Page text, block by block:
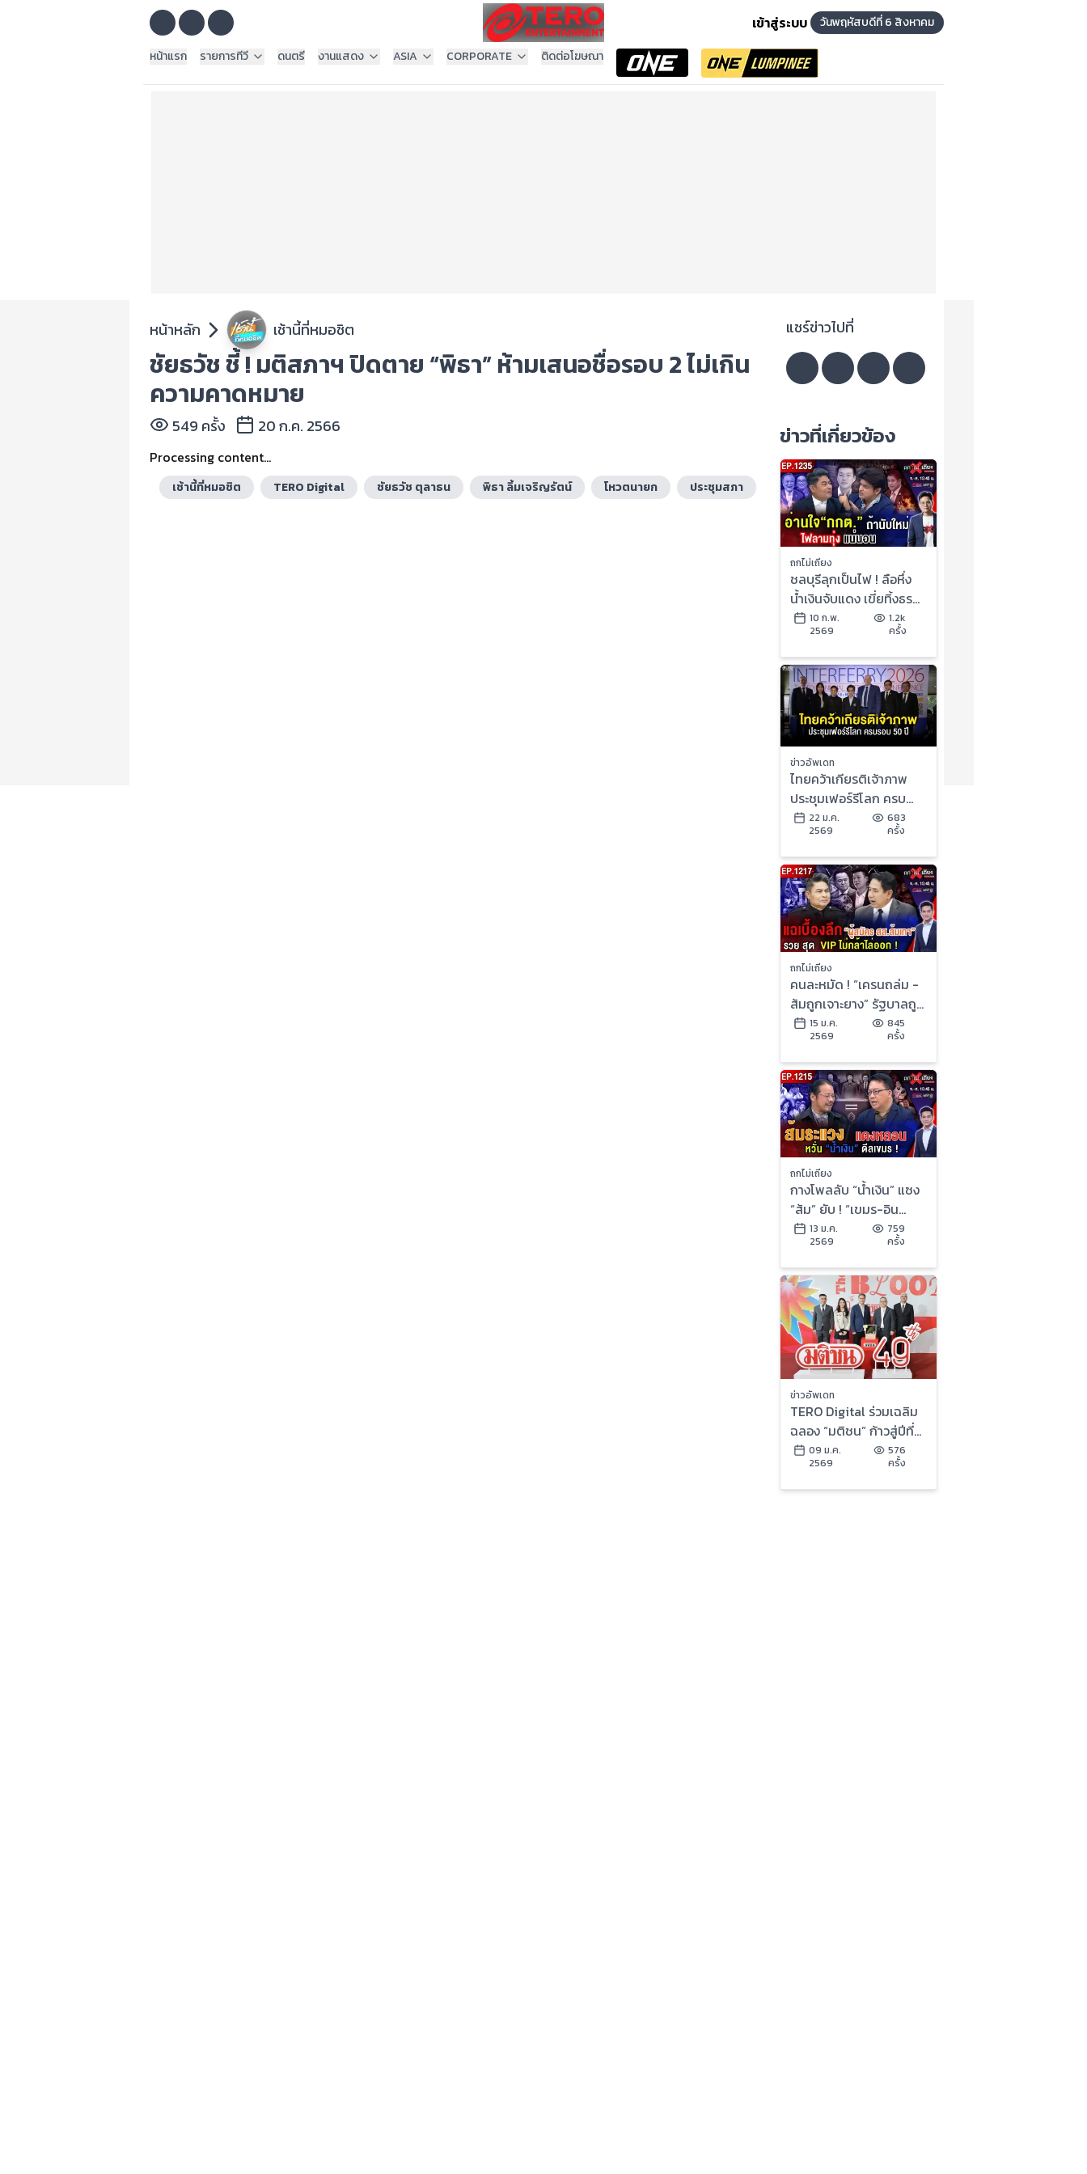
เข้าสู่ระบบ
วันพฤหัสบดีที่ 6 สิงหาคม
หน้าแรก
รายการทีวี ดนตรี งานแสดง ASIA CORPORATE ติดต่อโฆษณา
หน้าหลัก เช้านี้ที่หมอชิต
ชัยธวัช ชี้ ! มติสภาฯ ปิดตาย “พิธา” ห้ามเสนอชื่อรอบ 2 ไม่เกิน
ความคาดหมาย
549 ครั้ง 20 ก.ค. 2566
Processing content...
เช้านี้ที่หมอชิต TERO Digital ชัยธวัช ตุลาธน พิธา ลิ้มเจริญรัตน์ โหวตนายก ประชุมสภา
แชร์ข่าวไปที่
ข่าวที่เกี่ยวข้อง
ถกไม่เถียง
ชลบุรีลุกเป็นไฟ ! ลือหึ่ง
น้ำเงินจับแดง เขี่ยทิ้งธร
รมนัส รัฐบาลหนู อายุสั้น
? #ถกไม่เถียง
10 ก.พ.
2569
1.2k
ครั้ง
ข่าวอัพเดท
ไทยคว้าเกียรติเจ้าภาพ
ประชุมเฟอร์รีโลก ครบ
รอบ 50 ปี
22 ม.ค.
2569
683
ครั้ง
ถกไม่เถียง
คนละหมัด ! “เครนถล่ม -
ส้มถูกเจาะยาง” รัฐบาลถูก
ด่า สุดระอา “กา” เบอร์ไหน
15 ม.ค.
2569
845
ครั้ง
ถกไม่เถียง
กางโพลลับ “น้ำเงิน” แซง
“ส้ม” ยับ ! “เขมร-อิน
ฟลูฯ-บ้านใหญ่” รุมกระซ
วก อ่วมอรทัย !
13 ม.ค.
2569
759
ครั้ง
ข่าวอัพเดท
TERO Digital ร่วมเฉลิม
ฉลอง “มติชน” ก้าวสู่ปีที่
49: The Bloomer for
09 ม.ค.
2569
576
ครั้ง